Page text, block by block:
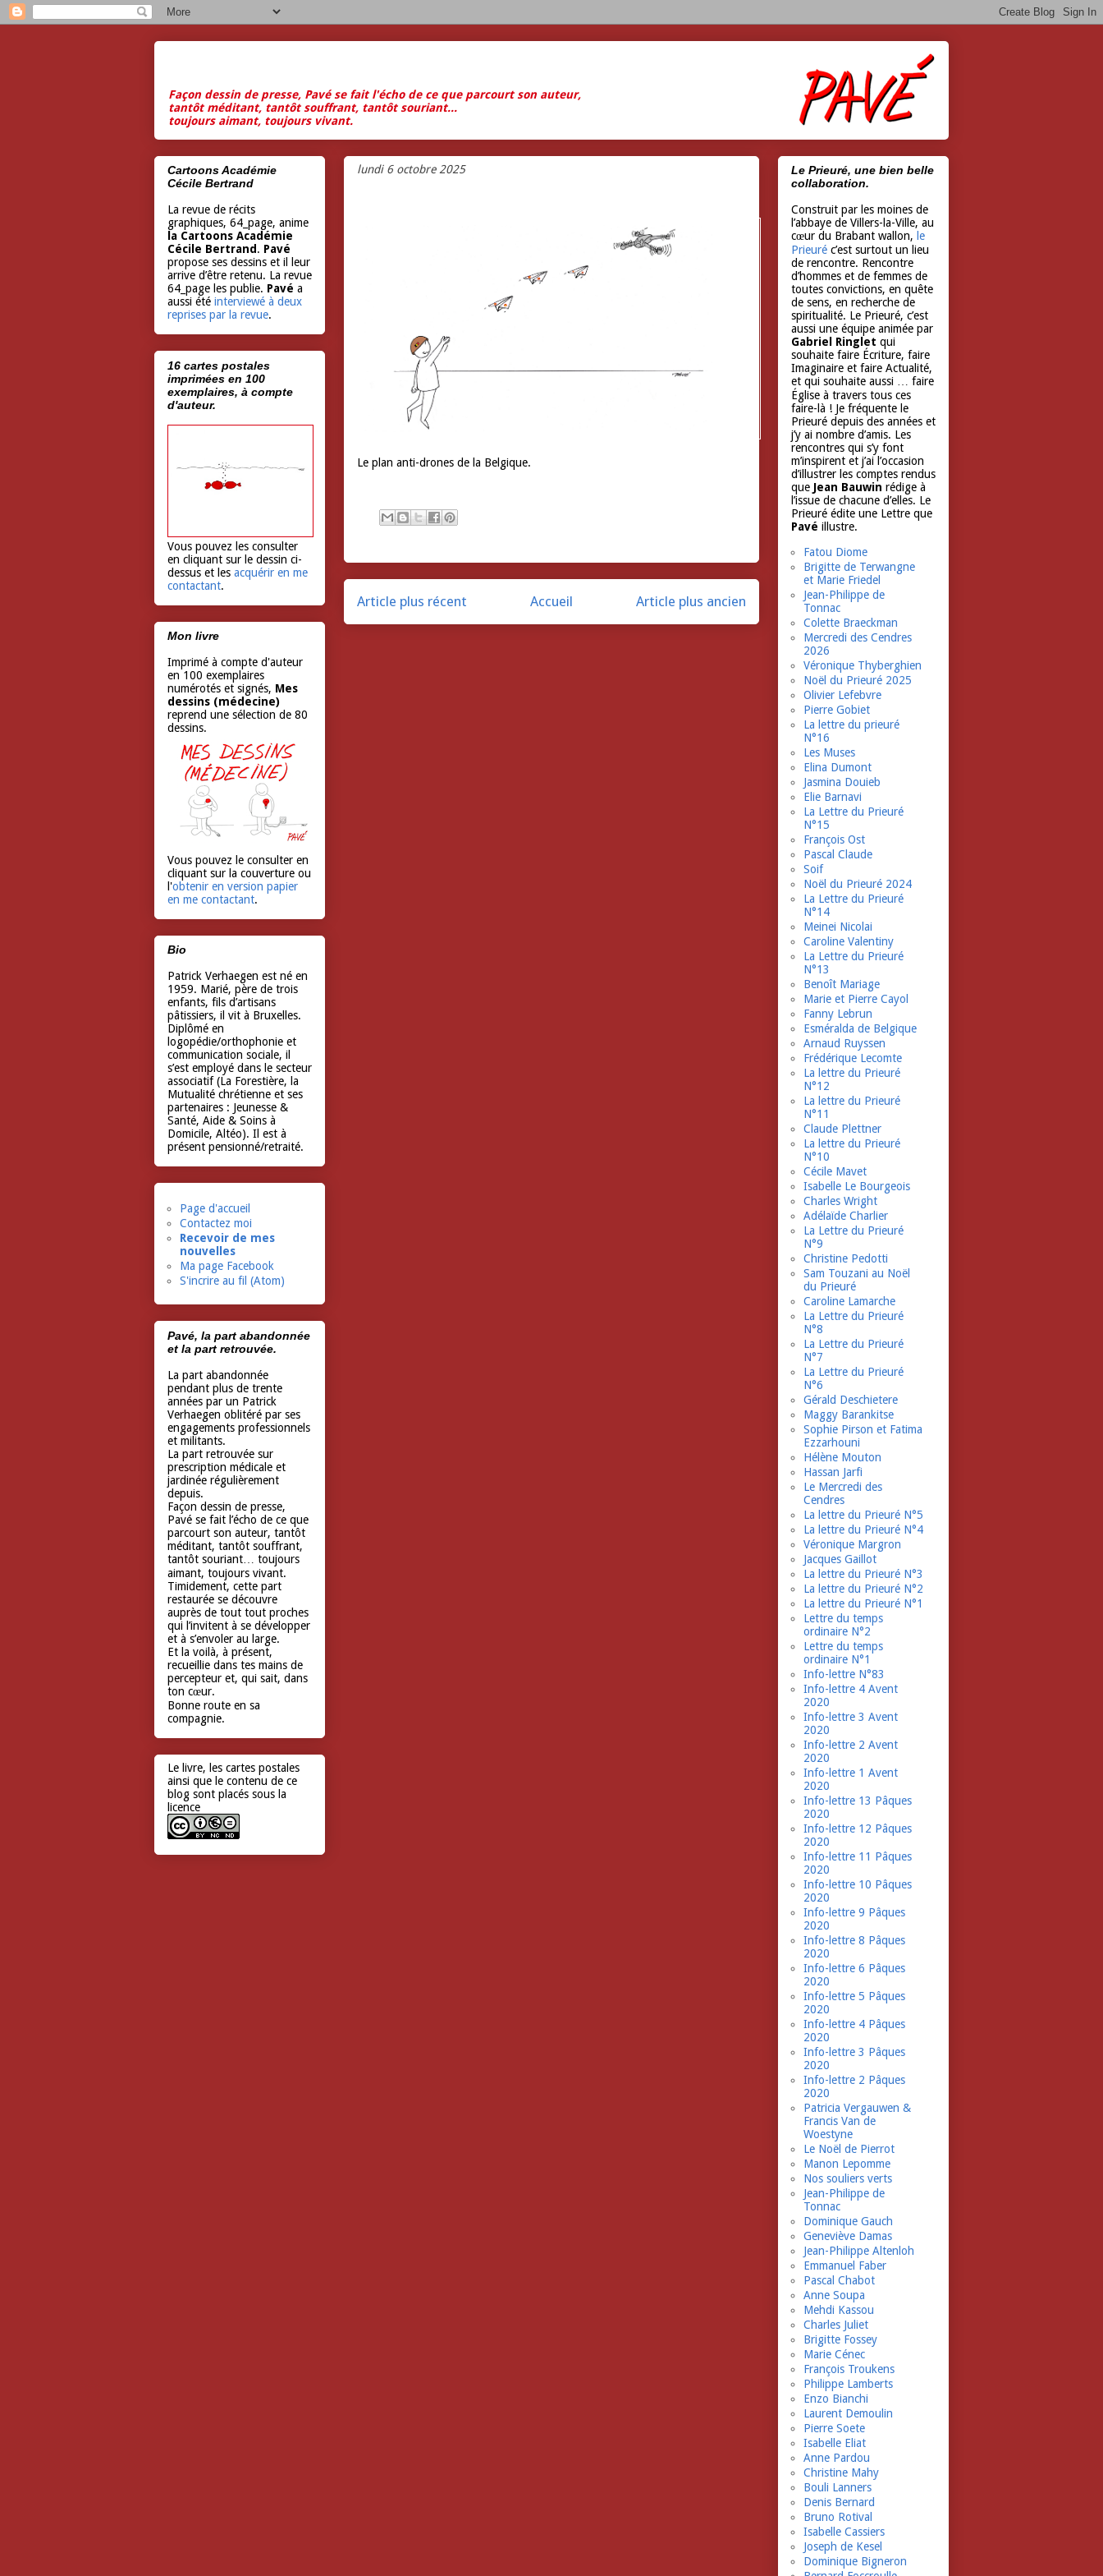
Façon dessin de presse, Pavé se fait l'écho de ce que parcourt son auteur,
tantôt méditant, tantôt souffrant, tantôt souriant...
toujours aimant, toujours vivant.
lundi 6 octobre 2025
Le plan anti-drones de la Belgique.
Article plus récent Article plus ancien
Accueil
Cartoons Académie
Cécile Bertrand
La revue de récits
graphiques, 64_page, anime
la Cartoons Académie
Cécile Bertrand. Pavé
propose ses dessins et il leur
arrive d’être retenu. La revue
64_page les publie. Pavé a
aussi été interviewé à deux
reprises par la revue.
16 cartes postales
imprimées en 100
exemplaires, à compte
d'auteur.
Vous pouvez les consulter
en cliquant sur le dessin ci-
dessus et les acquérir en me
contactant.
Mon livre
Imprimé à compte d'auteur
en 100 exemplaires
numérotés et signés, Mes
dessins (médecine)
reprend une sélection de 80
dessins.
Vous pouvez le consulter en
cliquant sur la couverture ou
l'obtenir en version papier
en me contactant.
Bio
Patrick Verhaegen est né en
1959. Marié, père de trois
enfants, fils d’artisans
pâtissiers, il vit à Bruxelles.
Diplômé en
logopédie/orthophonie et
communication sociale, il
s’est employé dans le secteur
associatif (La Forestière, la
Mutualité chrétienne et ses
partenaires : Jeunesse &
Santé, Aide & Soins à
Domicile, Altéo). Il est à
présent pensionné/retraité.
Page d'accueil
Contactez moi
Recevoir de mes
nouvelles
Ma page Facebook
S'incrire au fil (Atom)
Pavé, la part abandonnée
et la part retrouvée.
La part abandonnée
pendant plus de trente
années par un Patrick
Verhaegen oblitéré par ses
engagements professionnels
et militants.
La part retrouvée sur
prescription médicale et
jardinée régulièrement
depuis.
Façon dessin de presse,
Pavé se fait l’écho de ce que
parcourt son auteur, tantôt
méditant, tantôt souffrant,
tantôt souriant… toujours
aimant, toujours vivant.
Timidement, cette part
restaurée se découvre
auprès de tout tout proches
qui l’invitent à se développer
et à s’envoler au large.
Et la voilà, à présent,
recueillie dans tes mains de
percepteur et, qui sait, dans
ton cœur.
Bonne route en sa
compagnie.
Le livre, les cartes postales
ainsi que le contenu de ce
blog sont placés sous la
licence
Le Prieuré, une bien belle
collaboration.
Construit par les moines de
l’abbaye de Villers-la-Ville, au
cœur du Brabant wallon, le
Prieuré c’est surtout un lieu
de rencontre. Rencontre
d’hommes et de femmes de
toutes convictions, en quête
de sens, en recherche de
spiritualité. Le Prieuré, c’est
aussi une équipe animée par
Gabriel Ringlet qui
souhaite faire Écriture, faire
Imaginaire et faire Actualité,
et qui souhaite aussi … faire
Église à travers tous ces
faire-là ! Je fréquente le
Prieuré depuis des années et
j’y ai nombre d’amis. Les
rencontres qui s’y font
m’inspirent et j’ai l’occasion
d’illustrer les comptes rendus
que Jean Bauwin rédige à
l’issue de chacune d’elles. Le
Prieuré édite une Lettre que
Pavé illustre.
Fatou Diome
Brigitte de Terwangne
et Marie Friedel
Jean-Philippe de
Tonnac
Colette Braeckman
Mercredi des Cendres
2026
Véronique Thyberghien
Noël du Prieuré 2025
Olivier Lefebvre
Pierre Gobiet
La lettre du prieuré
N°16
Les Muses
Elina Dumont
Jasmina Douieb
Elie Barnavi
La Lettre du Prieuré
N°15
François Ost
Pascal Claude
Soif
Noël du Prieuré 2024
La Lettre du Prieuré
N°14
Meinei Nicolai
Caroline Valentiny
La Lettre du Prieuré
N°13
Benoît Mariage
Marie et Pierre Cayol
Fanny Lebrun
Esméralda de Belgique
Arnaud Ruyssen
Frédérique Lecomte
La lettre du Prieuré
N°12
La lettre du Prieuré
N°11
Claude Plettner
La lettre du Prieuré
N°10
Cécile Mavet
Isabelle Le Bourgeois
Charles Wright
Adélaïde Charlier
La Lettre du Prieuré
N°9
Christine Pedotti
Sam Touzani au Noël
du Prieuré
Caroline Lamarche
La Lettre du Prieuré
N°8
La Lettre du Prieuré
N°7
La Lettre du Prieuré
N°6
Gérald Deschietere
Maggy Barankitse
Sophie Pirson et Fatima
Ezzarhouni
Hélène Mouton
Hassan Jarfi
Le Mercredi des
Cendres
La lettre du Prieuré N°5
La lettre du Prieuré N°4
Véronique Margron
Jacques Gaillot
La lettre du Prieuré N°3
La lettre du Prieuré N°2
La lettre du Prieuré N°1
Lettre du temps
ordinaire N°2
Lettre du temps
ordinaire N°1
Info-lettre N°83
Info-lettre 4 Avent
2020
Info-lettre 3 Avent
2020
Info-lettre 2 Avent
2020
Info-lettre 1 Avent
2020
Info-lettre 13 Pâques
2020
Info-lettre 12 Pâques
2020
Info-lettre 11 Pâques
2020
Info-lettre 10 Pâques
2020
Info-lettre 9 Pâques
2020
Info-lettre 8 Pâques
2020
Info-lettre 6 Pâques
2020
Info-lettre 5 Pâques
2020
Info-lettre 4 Pâques
2020
Info-lettre 3 Pâques
2020
Info-lettre 2 Pâques
2020
Patricia Vergauwen &
Francis Van de
Woestyne
Le Noël de Pierrot
Manon Lepomme
Nos souliers verts
Jean-Philippe de
Tonnac
Dominique Gauch
Geneviève Damas
Jean-Philippe Altenloh
Emmanuel Faber
Pascal Chabot
Anne Soupa
Mehdi Kassou
Charles Juliet
Brigitte Fossey
Marie Cénec
François Troukens
Philippe Lamberts
Enzo Bianchi
Laurent Demoulin
Pierre Soete
Isabelle Eliat
Anne Pardou
Christine Mahy
Bouli Lanners
Denis Bernard
Bruno Rotival
Isabelle Cassiers
Joseph de Kesel
Dominique Bigneron